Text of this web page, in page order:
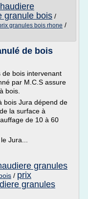
granule bois /
granules bois rhone /
de bois
de bois intervenant
par M.C.S assure
bois.
bois Jura dépend de
la surface à
de 10 à 60
Jura...
granules
/ prix
granules